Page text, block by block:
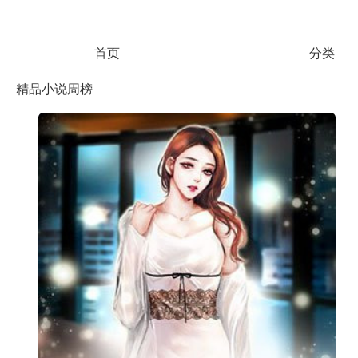
首页 分类
精品小说周榜